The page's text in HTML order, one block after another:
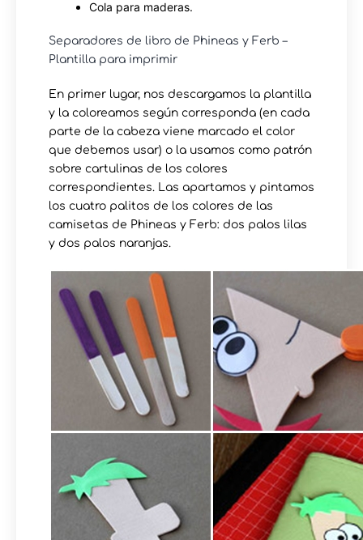
Cola para maderas.
Separadores de libro de Phineas y Ferb –
Plantilla para imprimir
En primer lugar, nos descargamos la plantilla
y la coloreamos según corresponda (en cada
parte de la cabeza viene marcado el color
que debemos usar) o la usamos como patrón
sobre cartulinas de los colores
correspondientes. Las apartamos y pintamos
los cuatro palitos de los colores de las
camisetas de Phineas y Ferb: dos palos lilas
y dos palos naranjas.